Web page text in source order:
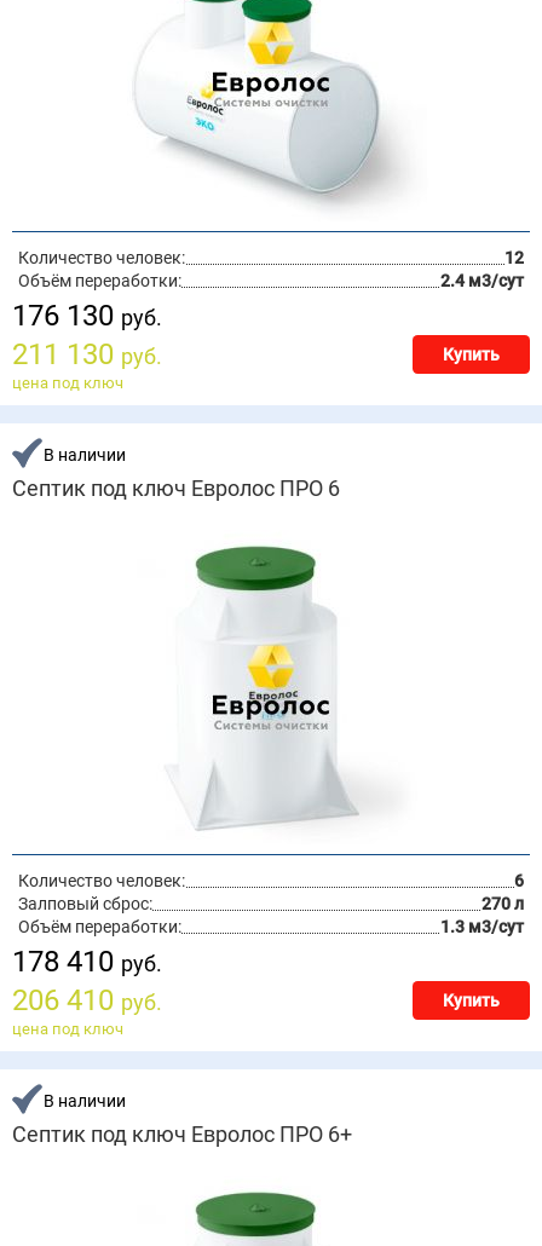
Количество человек:
12
Объём переработки:
2.4 м3/сут
176 130 руб.
211 130 руб. Купить
цена под ключ
В наличии
Септик под ключ Евролос ПРО 6
Количество человек:
6
Залповый сброс:
270 л
Объём переработки:
1.3 м3/сут
178 410 руб.
206 410 руб. Купить
цена под ключ
В наличии
Септик под ключ Евролос ПРО 6+